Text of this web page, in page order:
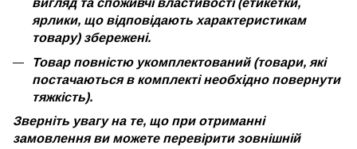
вигляд та споживчі властивості (етикетки,
ярлики, що відповідають характеристикам
товару) збережені.
Товар повністю укомплектований (товари, які
постачаються в комплекті необхідно повернути
тяжкість).
Зверніть увагу на те, що при отриманні
замовлення ви можете перевірити зовнішній